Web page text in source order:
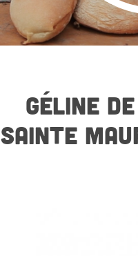
GÉLINE
SAINTE